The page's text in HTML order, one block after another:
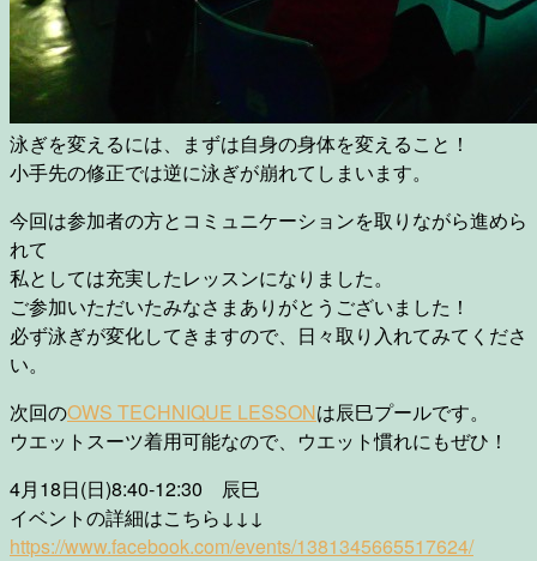
泳ぎを変えるには、まずは自身の身体を変えること！
小手先の修正では逆に泳ぎが崩れてしまいます。
今回は参加者の方とコミュニケーションを取りながら進めら
れて
私としては充実したレッスンになりました。
ご参加いただいたみなさまありがとうございました！
必ず泳ぎが変化してきますので、日々取り入れてみてくださ
い。
次回のOWS TECHNIQUE LESSONは辰巳プールです。
ウエットスーツ着用可能なので、ウエット慣れにもぜひ！
4月18日(日)8:40‐12:30 辰巳
イベントの詳細はこちら↓↓↓
https://www.facebook.com/events/1381345665517624/